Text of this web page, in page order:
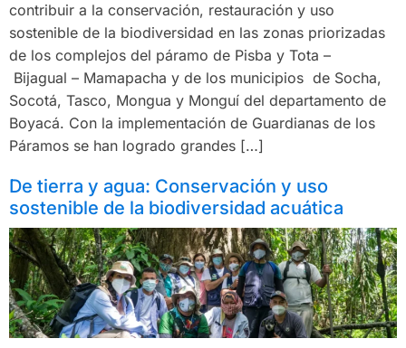
contribuir a la conservación, restauración y uso
sostenible de la biodiversidad en las zonas priorizadas
de los complejos del páramo de Pisba y Tota –
Bijagual – Mamapacha y de los municipios de Socha,
Socotá, Tasco, Mongua y Monguí del departamento de
Boyacá. Con la implementación de Guardianas de los
Páramos se han logrado grandes […]
De tierra y agua: Conservación y uso
sostenible de la biodiversidad acuática